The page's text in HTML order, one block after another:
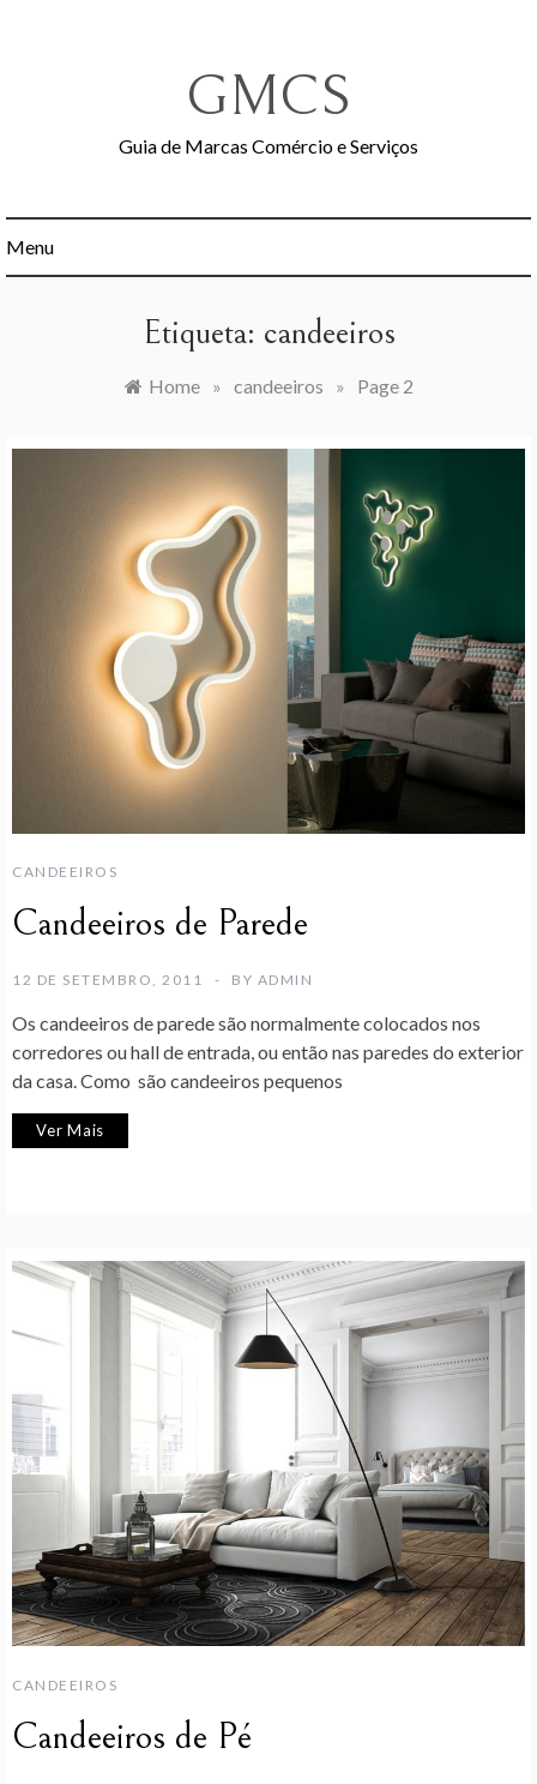
GMCS
Guia de Marcas Comércio e Serviços
Menu
Etiqueta: candeeiros
Home » candeeiros » Page 2
CANDEEIROS
Candeeiros de Parede
12 DE SETEMBRO, 2011 BY ADMIN
Os candeeiros de parede são normalmente colocados nos
corredores ou hall de entrada, ou então nas paredes do exterior
da casa. Como são candeeiros pequenos
Ver Mais
CANDEEIROS
Candeeiros de Pé